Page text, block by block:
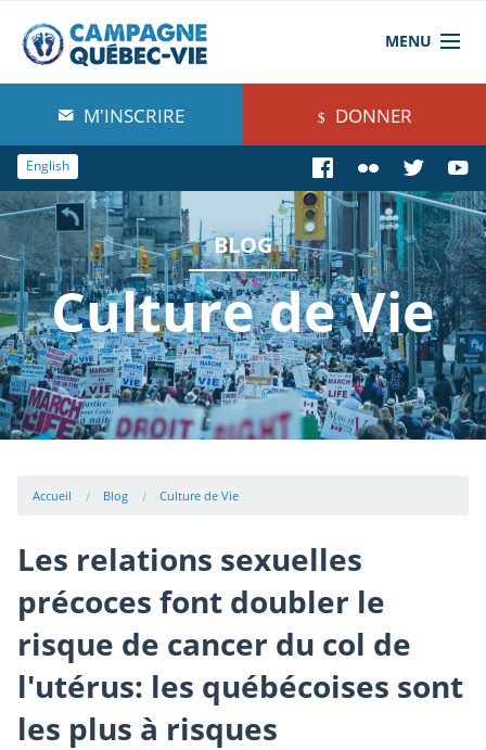
MENU
À propos de nous
Blog
Comprendre
Agir
Boutique
M'INSCRIRE DONNER
English
BLOG
Culture de Vie
Accueil Blog Culture de Vie
Les relations sexuelles
précoces font doubler le
risque de cancer du col de
l'utérus: les québécoises sont
les plus à risques